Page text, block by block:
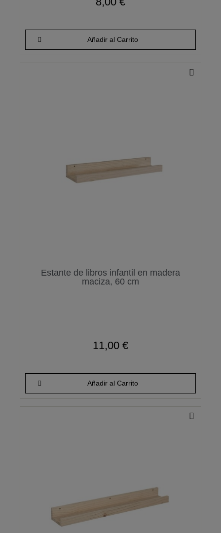
Añadir al Carrito
Estante de libros infantil en madera
maciza, 60 cm
11,00 €
Añadir al Carrito